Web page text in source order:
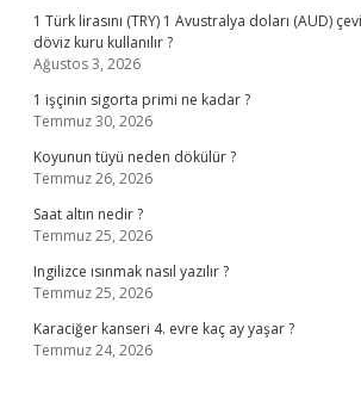
1 Türk lirasını (TRY) 1 Avustralya doları (AUD)
döviz kuru kullanılır ?
Ağustos 3, 2026
1 işçinin sigorta primi ne kadar ?
Temmuz 30, 2026
Koyunun tüyü neden dökülür ?
Temmuz 26, 2026
Saat altın nedir ?
Temmuz 25, 2026
Ingilizce ısınmak nasıl yazılır ?
Temmuz 25, 2026
Karaciğer kanseri 4. evre kaç ay yaşar ?
Temmuz 24, 2026